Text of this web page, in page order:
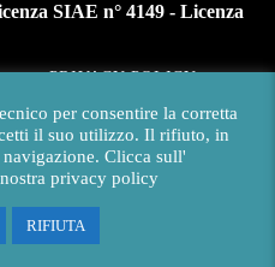
SIAE n° 4149 - Licenza
PRIVACY POLICY
per consentire la corretta
il suo utilizzo. Il rifiuto, in
Clicca sull'
privacy policy
RIFIUTA